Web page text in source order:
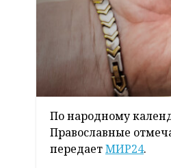
По народному
Православные
передаетМИР24.